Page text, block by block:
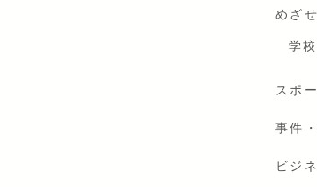
めざ
学
スポ
事件
ビジ